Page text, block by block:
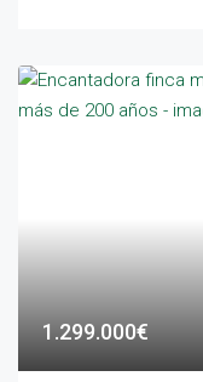
1.299.000€